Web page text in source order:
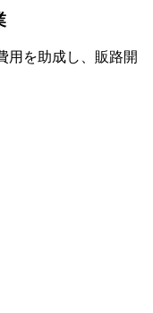
用を助成し、販路開